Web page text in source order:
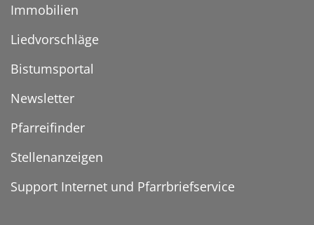
Immobilien
Liedvorschläge
Bistumsportal
Newsletter
Pfarreifinder
Stellenanzeigen
Support Internet und Pfarrbriefservice